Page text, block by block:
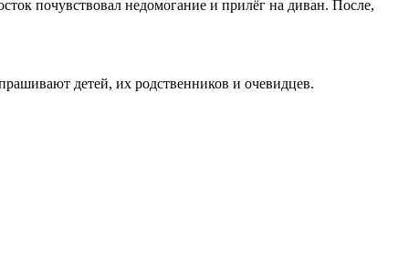
почувствовал недомогание и прилёг на диван. После,
детей, их родственников и очевидцев.